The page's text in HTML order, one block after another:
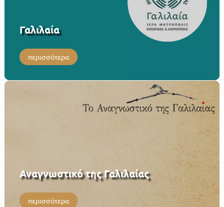
Γαλιλαία
περισσότερα
Αναγνωστικό της Γαλιλαίας
περισσότερα